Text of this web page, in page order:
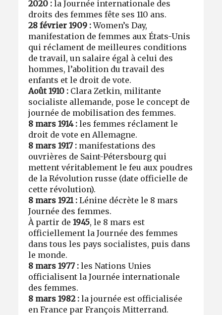
2020 : la Journée internationale des
droits des femmes fête ses 110 ans.
28 février 1909 :Women’s Day,
manifestation de femmes aux États-Unis
qui réclament de meilleures conditions
de travail, un salaire égal à celui des
hommes, l’abolition du travail des
enfants et le droit de vote.
Août 1910 : Clara Zetkin, militante
socialiste allemande, pose le concept de
journée de mobilisation des femmes.
8 mars 1914 : les femmes réclament le
droit de vote en Allemagne.
8 mars 1917 : manifestations des
ouvrières de Saint-Pétersbourg qui
mettent véritablement le feu aux poudres
de la Révolution russe (date officielle de
cette révolution).
8 mars 1921 : Lénine décrète le 8 mars
Journée des femmes.
À partir de1945, le 8 mars est
officiellement la Journée des femmes
dans tous les pays socialistes, puis dans
le monde.
8 mars 1977 :les Nations Unies
officialisent la Journée internationale
des femmes.
8 mars 1982 : la journée est officialisée
en France par François Mitterrand.